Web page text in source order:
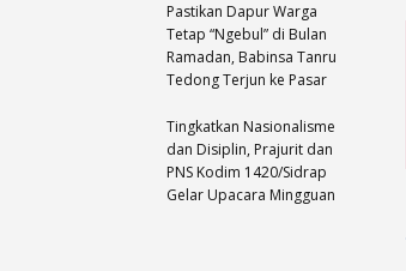
Pastikan Dapur Warga
Tetap “Ngebul” di Bulan
Ramadan, Babinsa Tanru
Tedong Terjun ke Pasar
Tingkatkan Nasionalisme
dan Disiplin, Prajurit dan
PNS Kodim 1420/Sidrap
Gelar Upacara Mingguan